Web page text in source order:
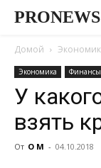
PRONEWS
Домой
Экономика
У
взять
От О М - 04.10.2018